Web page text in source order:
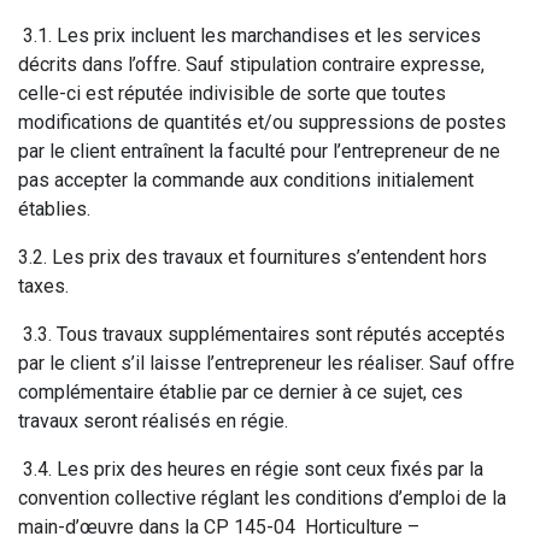
3.1. Les prix incluent les marchandises et les services
décrits dans l’offre. Sauf stipulation contraire expresse,
celle-ci est réputée indivisible de sorte que toutes
modifications de quantités et/ou suppressions de postes
par le client entraînent la faculté pour l’entrepreneur de ne
pas accepter la commande aux conditions initialement
établies.
3.2. Les prix des travaux et fournitures s’entendent hors
taxes.
3.3. Tous travaux supplémentaires sont réputés acceptés
par le client s’il laisse l’entrepreneur les réaliser. Sauf offre
complémentaire établie par ce dernier à ce sujet, ces
travaux seront réalisés en régie.
3.4. Les prix des heures en régie sont ceux fixés par la
convention collective réglant les conditions d’emploi de la
main-d’œuvre dans la CP 145-04 Horticulture –